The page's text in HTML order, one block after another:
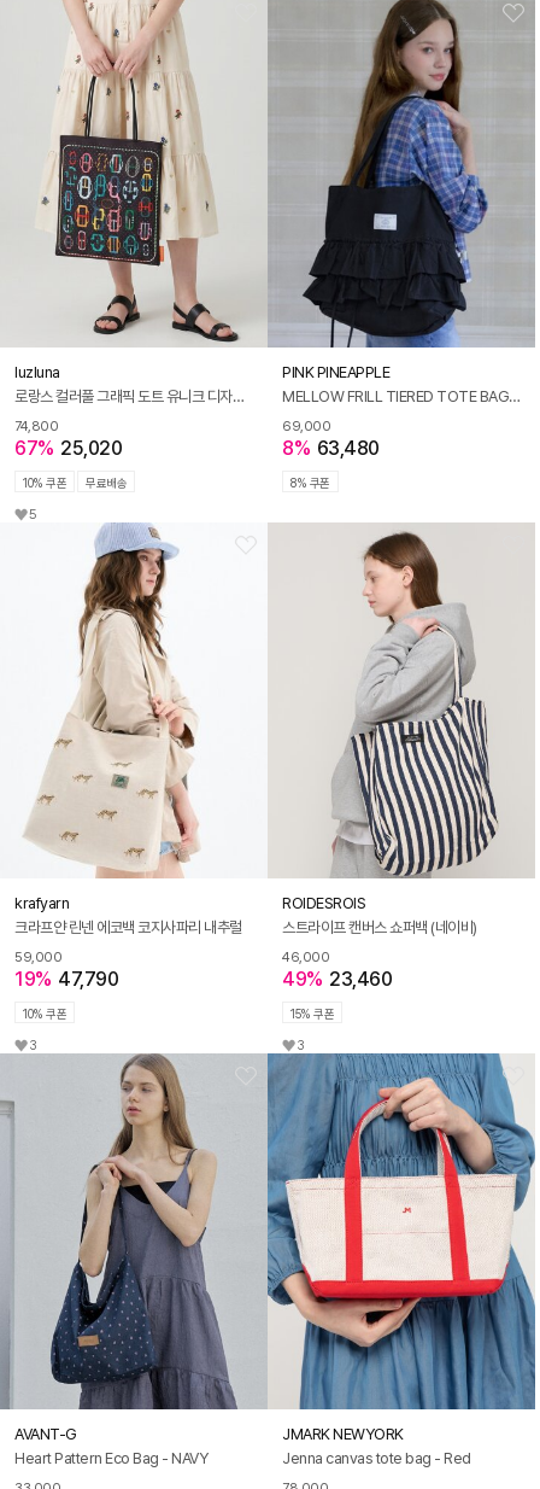
luzluna
로랑스 컬러풀 그래픽 도트 유니크 디자인 블랙 화이트 에코백 M180
74,800
67% 25,020
10% 쿠폰 무료배송
5
PINK PINEAPPLE
MELLOW FRILL TIERED TOTE BAG_BLACK
69,000
8% 63,480
8% 쿠폰
krafyarn
크라프얀 린넨 에코백 코지사파리 내추럴
59,000
19% 47,790
10% 쿠폰
3
ROIDESROIS
스트라이프 캔버스 쇼퍼백 (네이비)
46,000
49% 23,460
15% 쿠폰
3
AVANT-G
Heart Pattern Eco Bag - NAVY
JMARK NEWYORK
Jenna canvas tote bag - Red